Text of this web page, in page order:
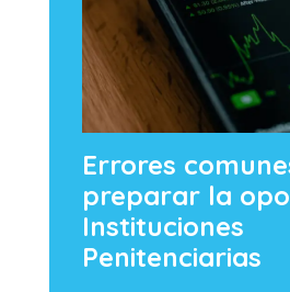
Errores
preparar la
Instituciones
Penitenciarias